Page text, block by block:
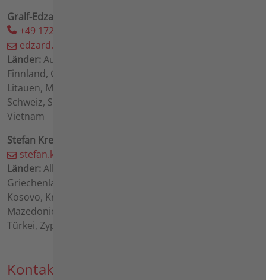
Gralf-Edzard Michalsky
+49 172 6539 022
edzard.michalsky(at)agria(dot)de
Länder:Australien, Bermuda, Dänemark, Estland,
Finnland, Ghana, Großbritannien, Irland, Japan, Kanada,
Litauen, Martinique, Neuseeland, Norwegen, Schweden,
Schweiz, Spanien, Südafrika, Südkorea, Thailand, USA,
Vietnam
Stefan Kremper
stefan.kremper(at)agria(dot)de
Länder:Albanien, Bosnien-Herzegowina, Frankreich,
Griechenland, Italien (ohne Provinz Bozen - Südtirol),
Kosovo, Kroatien, Malta, Montenegro, Nord-
Mazedonien, Portugal, Rumänien, Serbien, Slowenien,
Türkei, Zypern
Kontaktformular